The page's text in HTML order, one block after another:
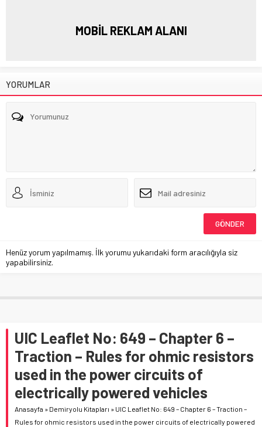
MOBİL REKLAM ALANI
YORUMLAR
Henüz yorum yapılmamış. İlk yorumu yukarıdaki form aracılığıyla siz
yapabilirsiniz.
UIC Leaflet No: 649 – Chapter 6 –
Traction – Rules for ohmic resistors
used in the power circuits of
electrically powered vehicles
Anasayfa » Demiryolu Kitapları » UIC Leaflet No: 649 – Chapter 6 – Traction –
Rules for ohmic resistors used in the power circuits of electrically powered